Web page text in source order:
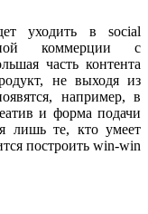
уходить в social
коммерции с
часть контента
не выходя из
например, в
и форма подачи
лишь те, кто умеет
построить win-win